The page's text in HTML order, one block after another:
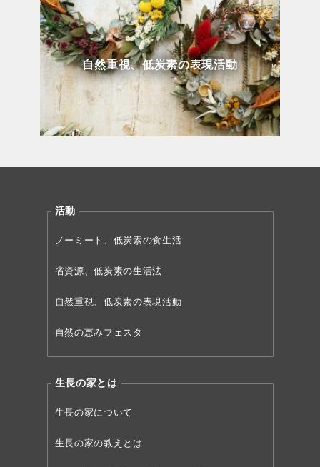
自然重視、低炭素の表現活動
活動
ノーミート、低炭素の食生活
省資源、低炭素の生活法
自然重視、低炭素の表現活動
自然の恵みフェスタ
生長の家とは
生長の家について
生長の家の教えとは